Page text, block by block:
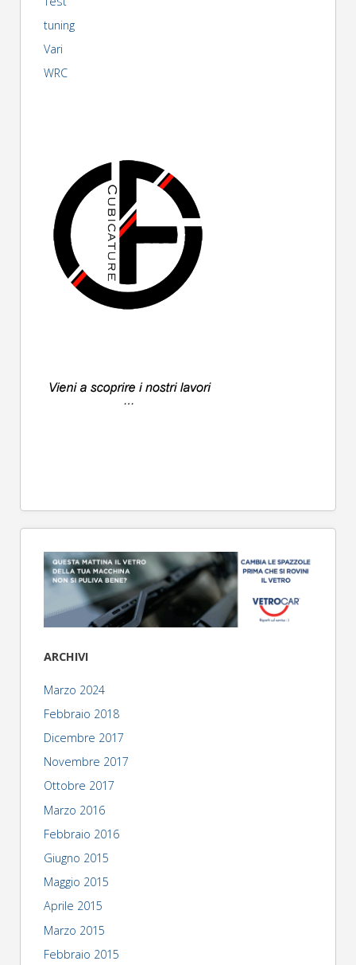
tuning
Vari
WRC
ARCHIVI
Marzo 2024
Febbraio 2018
Dicembre 2017
Novembre 2017
Ottobre 2017
Marzo 2016
Febbraio 2016
Giugno 2015
Maggio 2015
Aprile 2015
Marzo 2015
Febbraio 2015